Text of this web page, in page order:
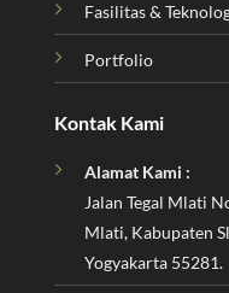
Fasilitas &
Portfolio
Kontak Kami
Alamat Kami :
Jalan Tegal Mlati
Mlati, Kabupaten
Yogyakarta 55281.